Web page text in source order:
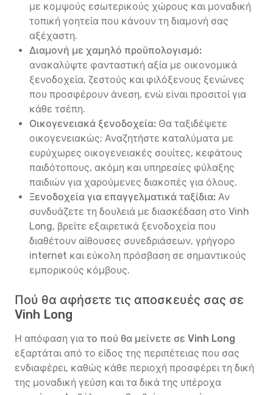
με κομψούς εσωτερικούς χώρους και μοναδική
τοπική γοητεία που κάνουν τη διαμονή σας
αξέχαστη.
Διαμονή με χαμηλό προϋπολογισμό:
ανακαλύψτε φανταστική αξία με οικονομικά
ξενοδοχεία, ζεστούς και φιλόξενους ξενώνες
που προσφέρουν άνεση, ενώ είναι προσιτοί για
κάθε τσέπη.
Οικογενειακά ξενοδοχεία: Θα ταξιδέψετε
οικογενειακώς; Αναζητήστε καταλύματα με
ευρύχωρες οικογενειακές σουίτες, κεφάτους
παιδότοπους, ακόμη και υπηρεσίες φύλαξης
παιδιών για χαρούμενες διακοπές για όλους.
Ξενοδοχεία για επαγγελματικά ταξίδια: Αν
συνδυάζετε τη δουλειά με διασκέδαση στο Vinh
Long, βρείτε εξαιρετικά ξενοδοχεία που
διαθέτουν αίθουσες συνεδριάσεων, γρήγορο
internet και εύκολη πρόσβαση σε σημαντικούς
εμπορικούς κόμβους.
Πού θα αφήσετε τις αποσκευές σας σε
Vinh Long
Η απόφαση για το πού θα μείνετε σε Vinh Long
εξαρτάται από το είδος της περιπέτειας που σας
ενδιαφέρει, καθώς κάθε περιοχή προσφέρει τη δική
της μοναδική γεύση και τα δικά της υπέροχα